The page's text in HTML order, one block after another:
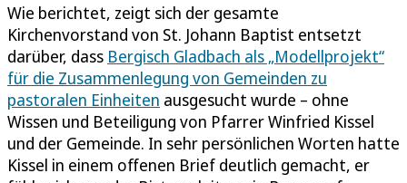
Wie berichtet, zeigt sich der gesamte
Kirchenvorstand von St. Johann Baptist entsetzt
darüber, dass Bergisch Gladbach als „Modellprojekt“
für die Zusammenlegung von Gemeinden zu
pastoralen Einheiten ausgesucht wurde – ohne
Wissen und Beteiligung von Pfarrer Winfried Kissel
und der Gemeinde. In sehr persönlichen Worten hatte
Kissel in einem offenen Brief deutlich gemacht, er